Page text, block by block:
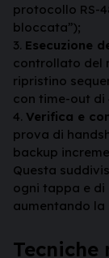
protocollo RS-
bloccata”);
3. Esecuzione
controllato del
ripristino
con time-out di
4. Verifica e
prova di
backup
Questa
ogni tappa e di
aumentando la
Tecniche